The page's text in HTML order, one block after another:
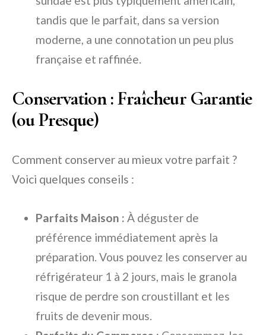
tandis que le parfait, dans sa version
moderne, a une connotation un peu plus
française et raffinée.
Conservation : Fraîcheur Garantie
(ou Presque)
Comment conserver au mieux votre parfait ?
Voici quelques conseils :
Parfaits Maison : À déguster de
préférence immédiatement après la
préparation. Vous pouvez les conserver au
réfrigérateur 1 à 2 jours, mais le granola
risque de perdre son croustillant et les
fruits de devenir mous.